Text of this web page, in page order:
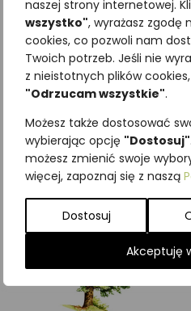
naszej strony internetowej.
wszystko", wyrażasz zgodę
cookies, co pozwoli nam
Twoich potrzeb. Jeśli nie
z nieistotnych plików
"Odrzucam wszystkie".
Możesz także dostosować
wybierając opcję "Dostosuj"
możesz zmienić swoje
więcej, zapoznaj się z naszą
Dostosuj
Akceptuję
dni:
SKU:
Podobne produkty